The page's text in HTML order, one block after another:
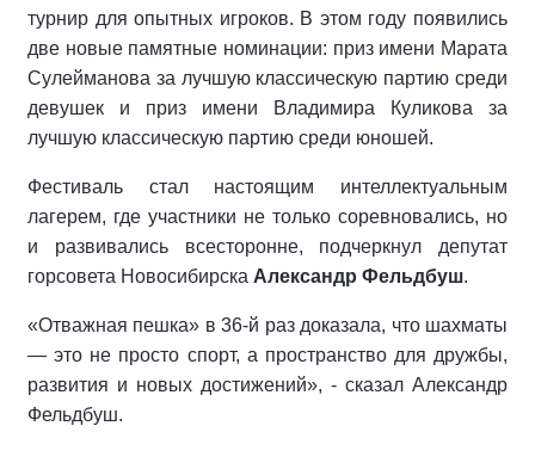
турнир для опытных игроков. В этом году появились
две новые памятные номинации: приз имени Марата
Сулейманова за лучшую классическую партию среди
девушек и приз имени Владимира Куликова за
лучшую классическую партию среди юношей.
Фестиваль стал настоящим интеллектуальным
лагерем, где участники не только соревновались, но
и развивались всесторонне, подчеркнул депутат
горсовета Новосибирска Александр Фельдбуш.
«Отважная пешка» в 36-й раз доказала, что шахматы
— это не просто спорт, а пространство для дружбы,
развития и новых достижений», - сказал Александр
Фельдбуш.